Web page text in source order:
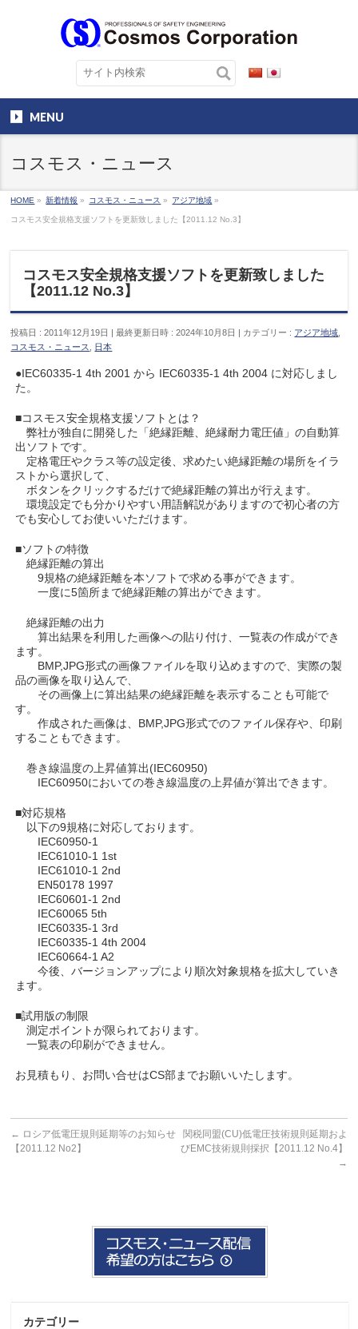
MENU
コスモス・ニュース
HOME » 新着情報 » コスモス・ニュース » アジア地域 »
コスモス安全規格支援ソフトを更新致しました【2011.12 No.3】
コスモス安全規格支援ソフトを更新致しました
【2011.12 No.3】
投稿日 : 2011年12月19日 最終更新日時 : 2024年10月8日 カテゴリー : アジア地域
コスモス・ニュース
日本
●IEC60335-1 4th 2001 から IEC60335-1 4th 2004 に対応しまし
た。
■コスモス安全規格支援ソフトとは？
弊社が独自に開発した「絶縁距離、絶縁耐力電圧値」の自動算
出ソフトです。
定格電圧やクラス等の設定後、求めたい絶縁距離の場所をイラ
ストから選択して、
ボタンをクリックするだけで絶縁距離の算出が行えます。
環境設定でも分かりやすい用語解説がありますので初心者の方
でも安心してお使いいただけます。
■ソフトの特徴
絶縁距離の算出
9規格の絶縁距離を本ソフトで求める事ができます。
一度に5箇所まで絶縁距離の算出ができます。
絶縁距離の出力
算出結果を利用した画像への貼り付け、一覧表の作成ができ
ます。
BMP,JPG形式の画像ファイルを取り込めますので、実際の製
品の画像を取り込んで、
その画像上に算出結果の絶縁距離を表示することも可能で
す。
作成された画像は、BMP,JPG形式でのファイル保存や、印刷
することもできます。
巻き線温度の上昇値算出(IEC60950)
IEC60950においての巻き線温度の上昇値が算出できます。
■対応規格
以下の9規格に対応しております。
IEC60950-1
IEC61010-1 1st
IEC61010-1 2nd
EN50178 1997
IEC60601-1 2nd
IEC60065 5th
IEC60335-1 3rd
IEC60335-1 4th 2004
IEC60664-1 A2
今後、バージョンアップにより順次対象規格を拡大していき
ます。
■試用版の制限
測定ポイントが限られております。
一覧表の印刷ができません。
お見積もり、お問い合せはCS部までお願いいたします。
← ロシア低電圧規則延期等のお知らせ
【2011.12 No2】
関税同盟(CU)低電圧技術規則延期およ
びEMC技術規則採択【2011.12 No.4】
→
カテゴリー